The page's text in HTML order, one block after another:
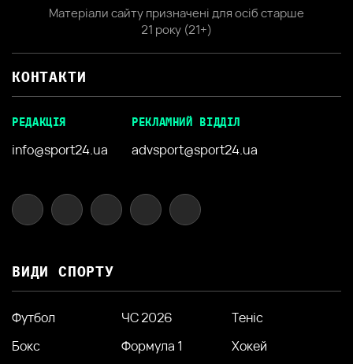
Матеріали сайту призначені для осіб старше
21 року (21+)
КОНТАКТИ
РЕДАКЦІЯ
info@sport24.ua
РЕКЛАМНИЙ ВІДДІЛ
advsport@sport24.ua
ВИДИ СПОРТУ
Футбол ЧС 2026
Теніс
Бокс
Формула 1
Хокей